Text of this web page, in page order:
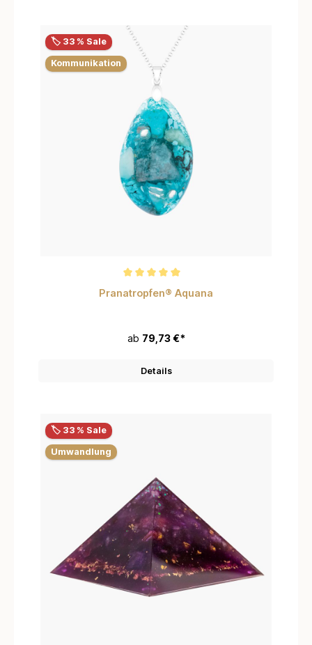
🏷️ 33 % Sale
Kommunikation
Durchschnittliche Bewertung von 5 von 5 Sternen
Pranatropfen® Aquana
ab 79,73 €*
Details
🏷️ 33 % Sale
Umwandlung